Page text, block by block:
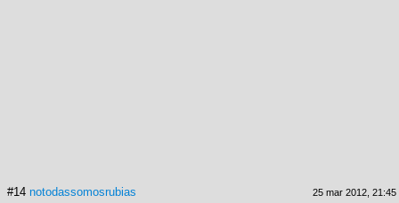
#14 notodassomosrubias 25 mar 2012, 21:45